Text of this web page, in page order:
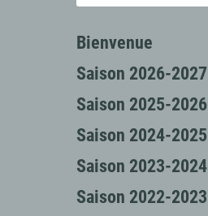
Bienvenue
Saison 2026-2027
Saison 2025-2026
Saison 2024-2025
Saison 2023-2024
Saison 2022-2023